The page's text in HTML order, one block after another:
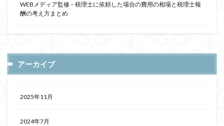
WEBメディア監修 – 税理士に依頼した場合の費用の相場と税理士報
酬の考え方まとめ
アーカイブ
2025年11月
2024年7月